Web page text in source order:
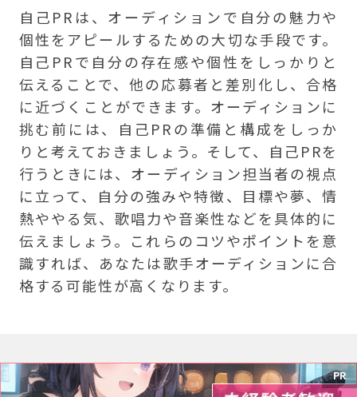
自己PRは、オーディションで自分の魅力や
個性をアピールするための大切な手段です。
自己PRで自分の存在感や個性をしっかりと
伝えることで、他の応募者と差別化し、合格
に近づくことができます。オーディションに
挑む前には、自己PRの準備と構成をしっか
りと考えておきましょう。そして、自己PRを
行うときには、オーディション担当者の視点
に立って、自分の強みや特徴、目標や夢、情
熱ややる気、歌唱力や音楽性などを具体的に
伝えましょう。これらのコツやポイントを意
識すれば、あなたは歌手オーディションに合
格する可能性が高くなります。
PR